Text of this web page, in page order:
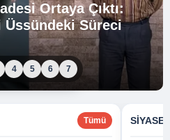
Ortaya Çıktı:
Üssündeki Süreci
4 5 6 7
Tümü